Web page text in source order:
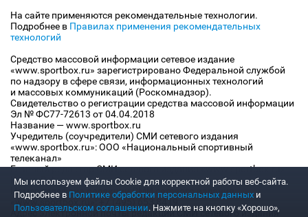
На сайте применяются рекомендательные технологии.
Подробнее в Правилах применения рекомендательных
технологий
Средство массовой информации сетевое издание
«www.sportbox.ru» зарегистрировано Федеральной службой
по надзору в сфере связи, информационных технологий
и массовых коммуникаций (Роскомнадзор).
Свидетельство о регистрации средства массовой информации
Эл № ФС77-72613 от 04.04.2018
Название — www.sportbox.ru
Учредитель (соучредители) СМИ сетевого издания
«www.sportbox.ru»: ООО «Национальный спортивный
телеканал»
Главный редактор СМИ сетевого издания «www.sportbox.ru»:
Конов В.А.
Номер телефона редакции СМИ сетевого издания
«www.sportbox.ru»: +7 (495) 653 8419
Адрес электронной почты редакции СМИ сетевого издания
Мы используем файлы Сookie для корректной работы веб-сайта.
Подробнее в Политике обработки персональных данных и
Пользовательском соглашении. Нажмите на кнопку «Хорошо»,